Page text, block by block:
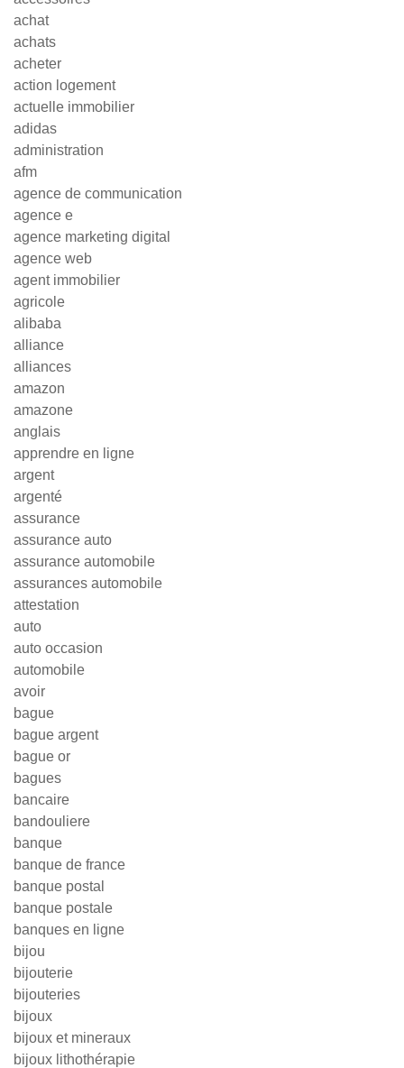
achat
achats
acheter
action logement
actuelle immobilier
adidas
administration
afm
agence de communication
agence e
agence marketing digital
agence web
agent immobilier
agricole
alibaba
alliance
alliances
amazon
amazone
anglais
apprendre en ligne
argent
argenté
assurance
assurance auto
assurance automobile
assurances automobile
attestation
auto
auto occasion
automobile
avoir
bague
bague argent
bague or
bagues
bancaire
bandouliere
banque
banque de france
banque postal
banque postale
banques en ligne
bijou
bijouterie
bijouteries
bijoux
bijoux et mineraux
bijoux lithothérapie